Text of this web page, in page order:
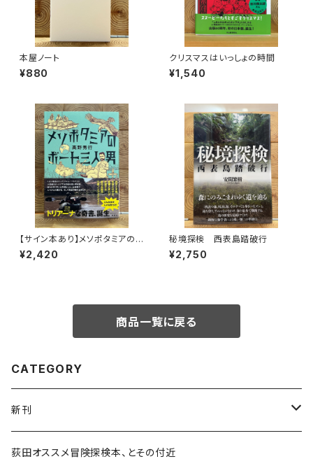
本屋ノート
¥880
クリスマスはいっしょの時間
¥1,540
【サイン本あり】メソポタミアの
ボート三人男
¥2,420
秘境探検 西表島踏破行
¥2,750
商品一覧に戻る
CATEGORY
新刊
和書
荻田オススメ冒険探検本、とその付近